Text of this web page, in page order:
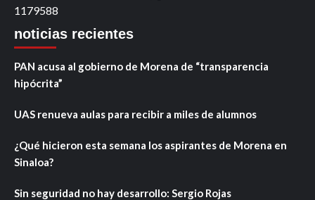
1179588
noticias recientes
PAN acusa al gobierno de Morena de “transparencia
hipócrita”
UAS renueva aulas para recibir a miles de alumnos
¿Qué hicieron esta semana los aspirantes de Morena en
Sinaloa?
Sin seguridad no hay desarrollo: Sergio Rojas